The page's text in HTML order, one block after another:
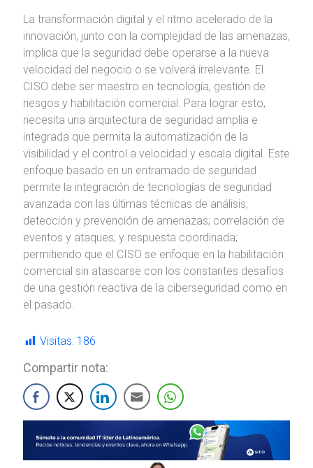
La transformación digital y el ritmo acelerado de la
innovación, junto con la complejidad de las amenazas,
implica que la seguridad debe operarse a la nueva
velocidad del negocio o se volverá irrelevante. El
CISO debe ser maestro en tecnología, gestión de
riesgos y habilitación comercial. Para lograr esto,
necesita una arquitectura de seguridad amplia e
integrada que permita la automatización de la
visibilidad y el control a velocidad y escala digital. Este
enfoque basado en un entramado de seguridad
permite la integración de tecnologías de seguridad
avanzada con las últimas técnicas de análisis;
detección y prevención de amenazas; correlación de
eventos y ataques; y respuesta coordinada;
permitiendo que el CISO se enfoque en la habilitación
comercial sin atascarse con los constantes desafíos
de una gestión reactiva de la ciberseguridad como en
el pasado.
Visitas: 186
Compartir nota: